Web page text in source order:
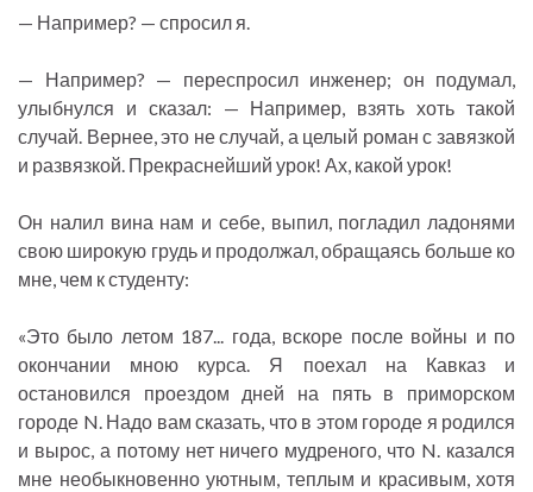
— Например? — спросил я.
— Например? — переспросил инженер; он подумал,
улыбнулся и сказал: — Например, взять хоть такой
случай. Вернее, это не случай, а целый роман с завязкой
и развязкой. Прекраснейший урок! Ах, какой урок!
Он налил вина нам и себе, выпил, погладил ладонями
свою широкую грудь и продолжал, обращаясь больше ко
мне, чем к студенту:
«Это было летом 187... года, вскоре после войны и по
окончании мною курса. Я поехал на Кавказ и
остановился проездом дней на пять в приморском
городе N. Надо вам сказать, что в этом городе я родился
и вырос, а потому нет ничего мудреного, что N. казался
мне необыкновенно уютным, теплым и красивым, хотя